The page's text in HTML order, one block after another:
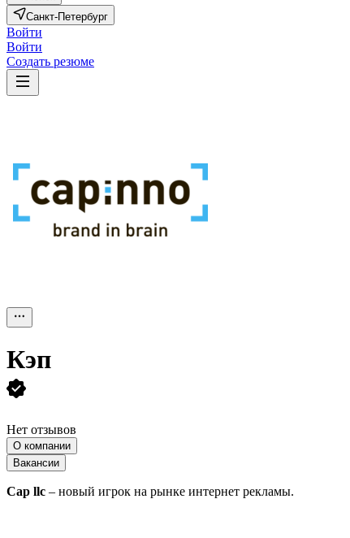
Санкт-Петербург
Войти
Войти
Создать резюме
Кэп
Нет отзывов
О компании
Вакансии
Cap llc – новый игрок на рынке интернет рекламы.